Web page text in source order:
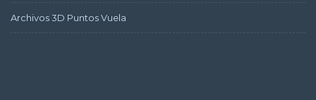
Archivos 3D Puntos Vuela